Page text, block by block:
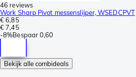
46 reviews
Work Sharp Pivot messenslijper, WSEDCPVT
€ 6,85
€ 7,45
-8%Bespaar0,60
Bekijk alle combideals